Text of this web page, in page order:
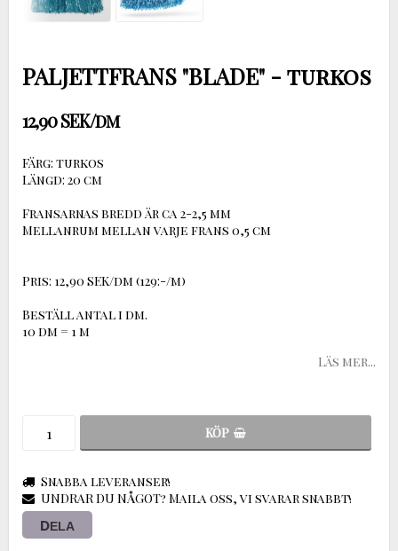
PALJETTFRANS "BLADE" - turkos
12,90 SEK/dm
Färg: turkos
Längd: 20 cm
Fransarnas bredd är ca 2-2,5 mm
Mellanrum mellan varje frans 0,5 cm
Pris: 12,90 SEK/dm (129:-/m)
Beställ antal i dm.
10 dm = 1 m
Läs mer...
KÖP
Snabba leveranser!
UNDRAR DU NÅGOT? Maila oss, vi svarar snabbt!
DELA